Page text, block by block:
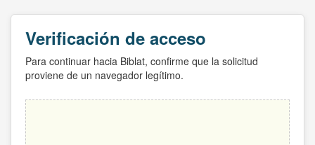
Verificación de acceso
Para continuar hacia Biblat, confirme que la solicitud
proviene de un navegador legítimo.